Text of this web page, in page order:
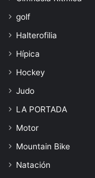
golf
Halterofilia
Hípica
Hockey
Judo
LA PORTADA
Motor
Mountain Bike
Natación